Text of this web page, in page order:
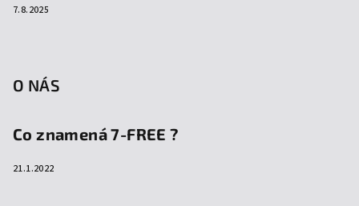
7.8.2025
O NÁS
Co znamená 7-FREE ?
21.1.2022